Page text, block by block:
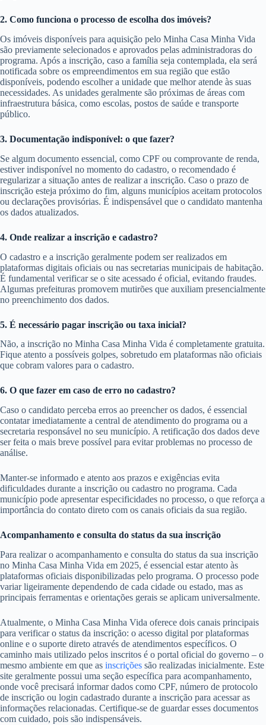
2. Como funciona o processo de escolha dos imóveis?
Os imóveis disponíveis para aquisição pelo Minha Casa Minha Vida
são previamente selecionados e aprovados pelas administradoras do
programa. Após a inscrição, caso a família seja contemplada, ela será
notificada sobre os empreendimentos em sua região que estão
disponíveis, podendo escolher a unidade que melhor atende às suas
necessidades. As unidades geralmente são próximas de áreas com
infraestrutura básica, como escolas, postos de saúde e transporte
público.
3. Documentação indisponível: o que fazer?
Se algum documento essencial, como CPF ou comprovante de renda,
estiver indisponível no momento do cadastro, o recomendado é
regularizar a situação antes de realizar a inscrição. Caso o prazo de
inscrição esteja próximo do fim, alguns municípios aceitam protocolos
ou declarações provisórias. É indispensável que o candidato mantenha
os dados atualizados.
4. Onde realizar a inscrição e cadastro?
O cadastro e a inscrição geralmente podem ser realizados em
plataformas digitais oficiais ou nas secretarias municipais de habitação.
É fundamental verificar se o site acessado é oficial, evitando fraudes.
Algumas prefeituras promovem mutirões que auxiliam presencialmente
no preenchimento dos dados.
5. É necessário pagar inscrição ou taxa inicial?
Não, a inscrição no Minha Casa Minha Vida é completamente gratuita.
Fique atento a possíveis golpes, sobretudo em plataformas não oficiais
que cobram valores para o cadastro.
6. O que fazer em caso de erro no cadastro?
Caso o candidato perceba erros ao preencher os dados, é essencial
contatar imediatamente a central de atendimento do programa ou a
secretaria responsável no seu município. A retificação dos dados deve
ser feita o mais breve possível para evitar problemas no processo de
análise.
Manter-se informado e atento aos prazos e exigências evita
dificuldades durante a inscrição ou cadastro no programa. Cada
município pode apresentar especificidades no processo, o que reforça a
importância do contato direto com os canais oficiais da sua região.
Acompanhamento e consulta do status da sua inscrição
Para realizar o acompanhamento e consulta do status da sua inscrição
no Minha Casa Minha Vida em 2025, é essencial estar atento às
plataformas oficiais disponibilizadas pelo programa. O processo pode
variar ligeiramente dependendo de cada cidade ou estado, mas as
principais ferramentas e orientações gerais se aplicam universalmente.
Atualmente, o Minha Casa Minha Vida oferece dois canais principais
para verificar o status da inscrição: o acesso digital por plataformas
online e o suporte direto através de atendimentos específicos. O
caminho mais utilizado pelos inscritos é o portal oficial do governo – o
mesmo ambiente em que as inscrições são realizadas inicialmente. Este
site geralmente possui uma seção específica para acompanhamento,
onde você precisará informar dados como CPF, número de protocolo
de inscrição ou login cadastrado durante a inscrição para acessar as
informações relacionadas. Certifique-se de guardar esses documentos
com cuidado, pois são indispensáveis.